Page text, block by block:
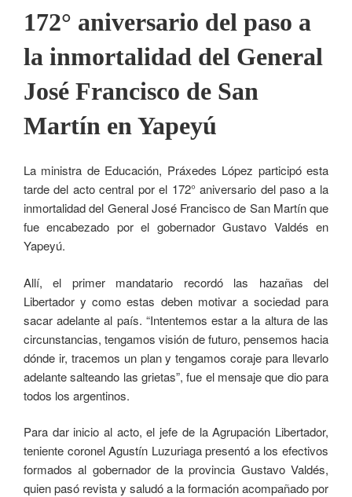
172° aniversario del paso a
la inmortalidad del General
José Francisco de San
Martín en Yapeyú
La ministra de Educación, Práxedes López participó esta
tarde del acto central por el 172° aniversario del paso a la
inmortalidad del General José Francisco de San Martín que
fue encabezado por el gobernador Gustavo Valdés en
Yapeyú.
Allí, el primer mandatario recordó las hazañas del
Libertador y como estas deben motivar a sociedad para
sacar adelante al país. “Intentemos estar a la altura de las
circunstancias, tengamos visión de futuro, pensemos hacia
dónde ir, tracemos un plan y tengamos coraje para llevarlo
adelante salteando las grietas”, fue el mensaje que dio para
todos los argentinos.
Para dar inicio al acto, el jefe de la Agrupación Libertador,
teniente coronel Agustín Luzuriaga presentó a los efectivos
formados al gobernador de la provincia Gustavo Valdés,
quien pasó revista y saludó a la formación acompañado por